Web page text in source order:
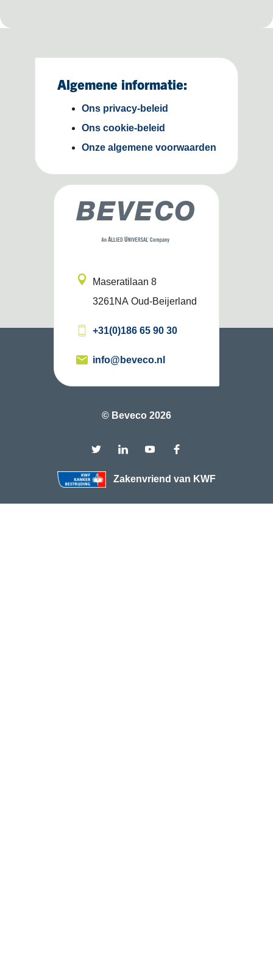
Maseratilaan 8
3261NA Oud-Beijerland
+31(0)186 65 90 30
info@beveco.nl
Algemene informatie:
Ons privacy-beleid
Ons cookie-beleid
Onze algemene voorwaarden
Zakenvriend van KWF
© Beveco 2026